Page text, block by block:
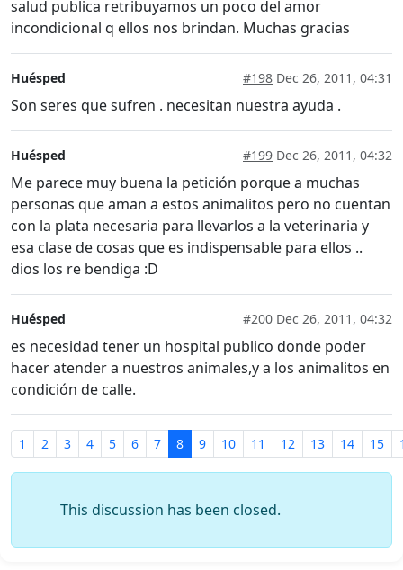
salud publica retribuyamos un poco del amor
incondicional q ellos nos brindan. Muchas gracias
Huésped #198 Dec 26, 2011, 04:31
Son seres que sufren . necesitan nuestra ayuda .
Huésped #199 Dec 26, 2011, 04:32
Me parece muy buena la petición porque a muchas
personas que aman a estos animalitos pero no cuentan
con la plata necesaria para llevarlos a la veterinaria y
esa clase de cosas que es indispensable para ellos ..
dios los re bendiga :D
Huésped #200 Dec 26, 2011, 04:32
es necesidad tener un hospital publico donde poder
hacer atender a nuestros animales,y a los animalitos en
condición de calle.
1 2 3 4 5 6 7 8 9 10 11 12 13 14 15
This discussion has been closed.